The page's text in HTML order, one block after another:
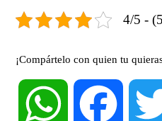
4/5 -
¡Compártelo con quien tu
WhatsApp